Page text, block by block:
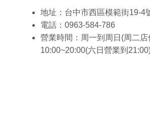
地址：台中市西區模範街19-4
電話：0963-584-786
營業時間：周一到周日(周二店
10:00~20:00(六日營業到